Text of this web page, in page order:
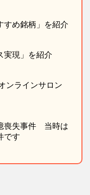
すめ銘柄」を紹介
実現」を紹介
ンラインサロン
喪失事件 当時は
です